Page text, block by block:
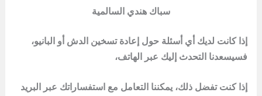
سباك هندي السالمية
إذا كانت لديك أي أسئلة حول إعادة تسخين الدش أو البانيو،
فسيسعدنا التحدث إليك عبر الهاتف،
إذا كنت تفضل ذلك، يمكننا التعامل مع استفساراتك عبر البريد